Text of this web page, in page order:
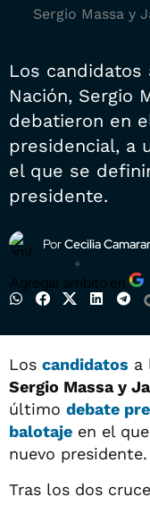
Sergio Massa y
Los
Nación, Sergio
debatieron en
presidencial, a
el que se
presidente.
PorCecilia
+
Agregar ámbito en
Los candidatos a
Sergio Massa y
último debate
balotaje en el
nuevo presidente.
Tras los dos